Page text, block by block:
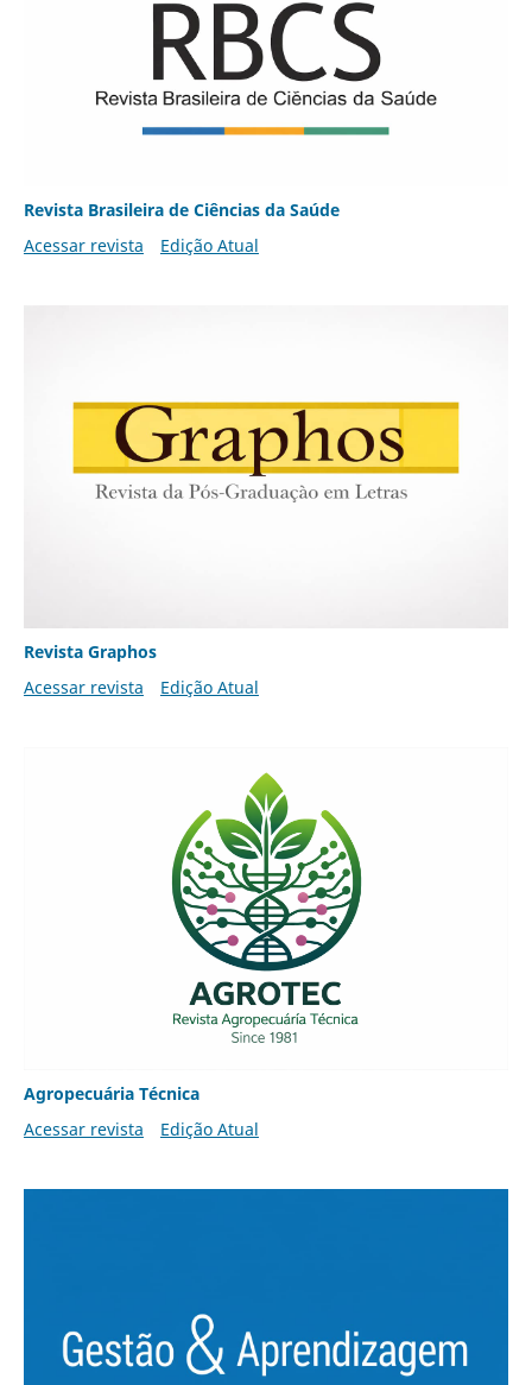
Revista Brasileira de Ciências da Saúde
Acessar revista
Edição Atual
Revista Graphos
Acessar revista
Edição Atual
Agropecuária Técnica
Acessar revista
Edição Atual